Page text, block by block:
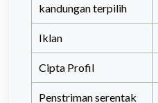
kandungan terpilih
Iklan
Cipta Profil
Penstriman serentak